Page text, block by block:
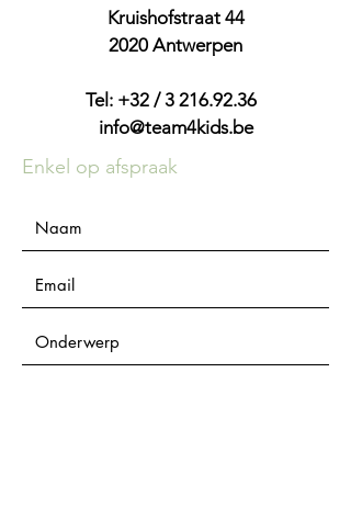
Kruishofstraat 44
2020 Antwerpen
Tel: +32 /3 216.92.36
info@team4kids.be
Enkel op afspraak